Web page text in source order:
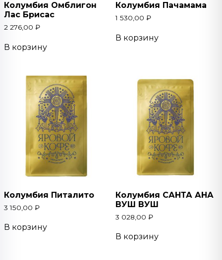
Колумбия Омблигон
Лас Брисас
2 276,00 ₽
В корзину
Колумбия Пачамама
1 530,00 ₽
В корзину
Колумбия Питалито
3 150,00 ₽
В корзину
Колумбия САНТА АНА
ВУШ ВУШ
3 028,00 ₽
В корзину